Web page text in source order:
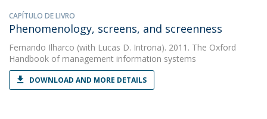
CAPÍTULO DE LIVRO
Phenomenology, screens, and screenness
Fernando Ilharco (with Lucas D. Introna). 2011. The Oxford
Handbook of management information systems
DOWNLOAD AND MORE DETAILS